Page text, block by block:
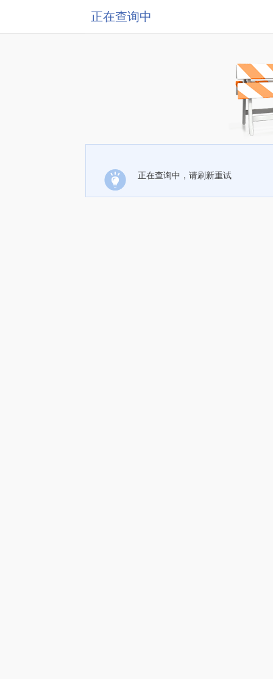
正在查询中
正在查询中，请刷新重试